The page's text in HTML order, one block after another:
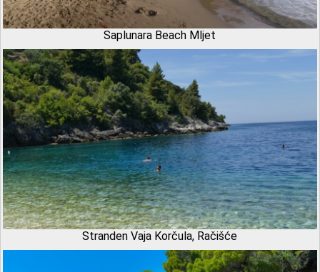
Saplunara Beach Mljet
Stranden Vaja Korčula, Račišće